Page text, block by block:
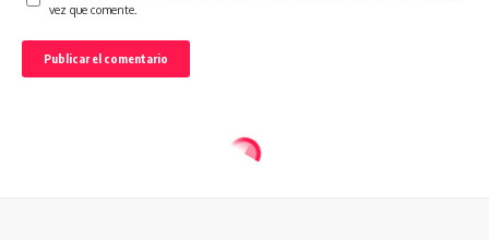
vez que comente.